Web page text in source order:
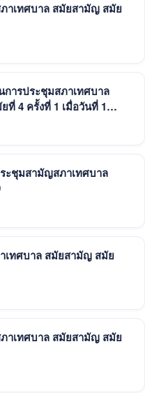
ภาเทศบาล สมัยสามัญ สมัย
การประชุมสภาเทศบาล
4 ครั้งที่ 1 เมื่อวันที่ 1
ะชุมสามัญสภาเทศบาล
เทศบาล สมัยสามัญ สมัย
ภาเทศบาล สมัยสามัญ สมัย